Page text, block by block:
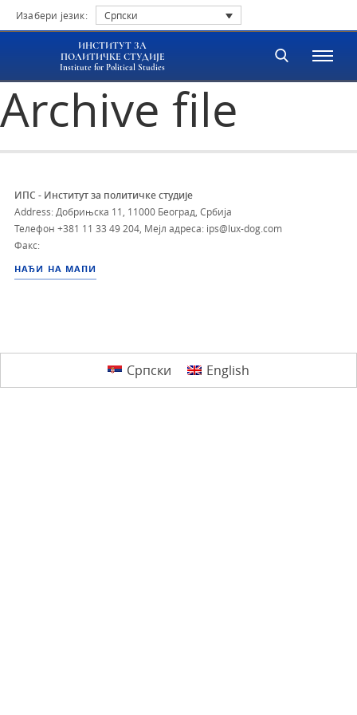
Изабери језик: Српски
ИНСТИТУТ ЗА
ПОЛИТИЧКЕ СТУДИЈЕ
Institute for Political Studies
Archive file
ИПС - Институт за политичке студије
Address: Добрињска 11, 11000 Београд, Србија
Телефон +381 11 33 49 204 Мејл адреса: ips@lux-dog.com
Факс:
НАЂИ НА МАПИ
Српски English